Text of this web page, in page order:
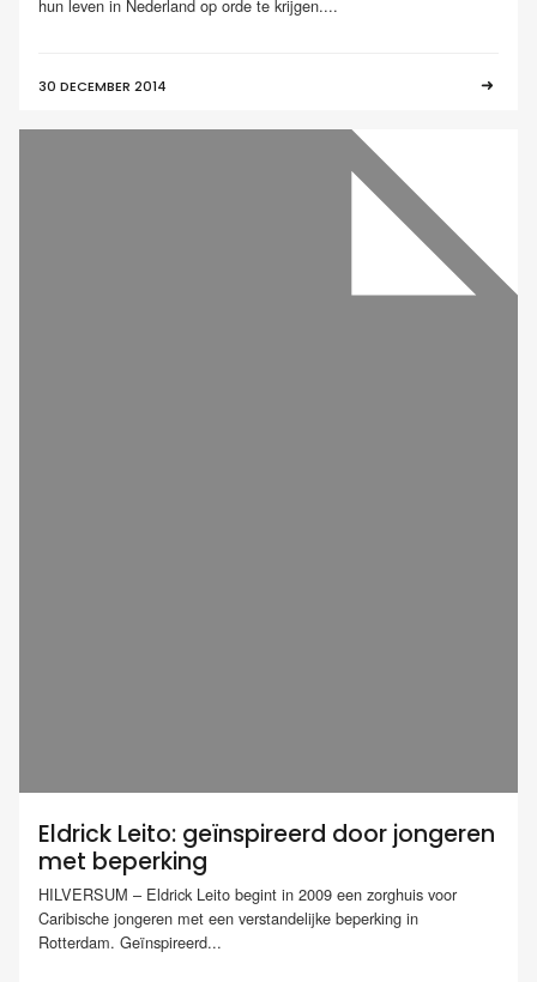
hun leven in Nederland op orde te krijgen....
30 DECEMBER 2014
Eldrick Leito: geïnspireerd door jongeren
met beperking
HILVERSUM – Eldrick Leito begint in 2009 een zorghuis voor
Caribische jongeren met een verstandelijke beperking in
Rotterdam. Geïnspireerd...